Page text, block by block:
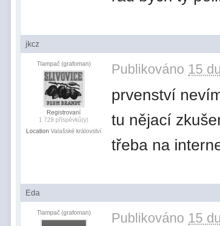
jkcz
Tlampač (grafoman)
Registrovaní
1 728 příspěvků(y)
Location Valašské království
Publikováno 15
prvenství
tu nějací
třeba na
Eda
Tlampač (grafoman) Publikováno 15